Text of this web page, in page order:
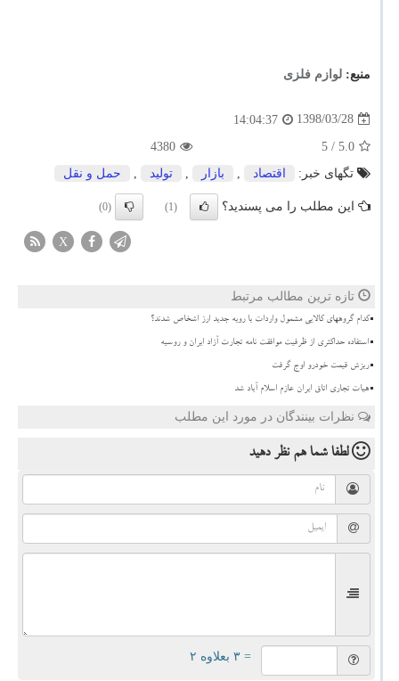
منبع: لوازم فلزی
1398/03/28
14:04:37
5.0
/ 5
4380
تگهای خبر:
اقتصاد , بازار , تولید , حمل و نقل
این مطلب را می پسندید؟ (1)
(0)
X
تازه ترین مطالب مرتبط
کدام گروههای کالایی مشمول واردات با رویه جدید ارز اشخاص شدند؟
استفاده حداکثری از ظرفیت موافقت نامه تجارت آزاد ایران و روسیه
ریزش قیمت خودرو اوج گرفت
هیات تجاری اتاق ایران عازم اسلام آباد شد
نظرات بینندگان در مورد این مطلب
لطفا شما همنظر دهید
= ۳ بعلاوه ۲